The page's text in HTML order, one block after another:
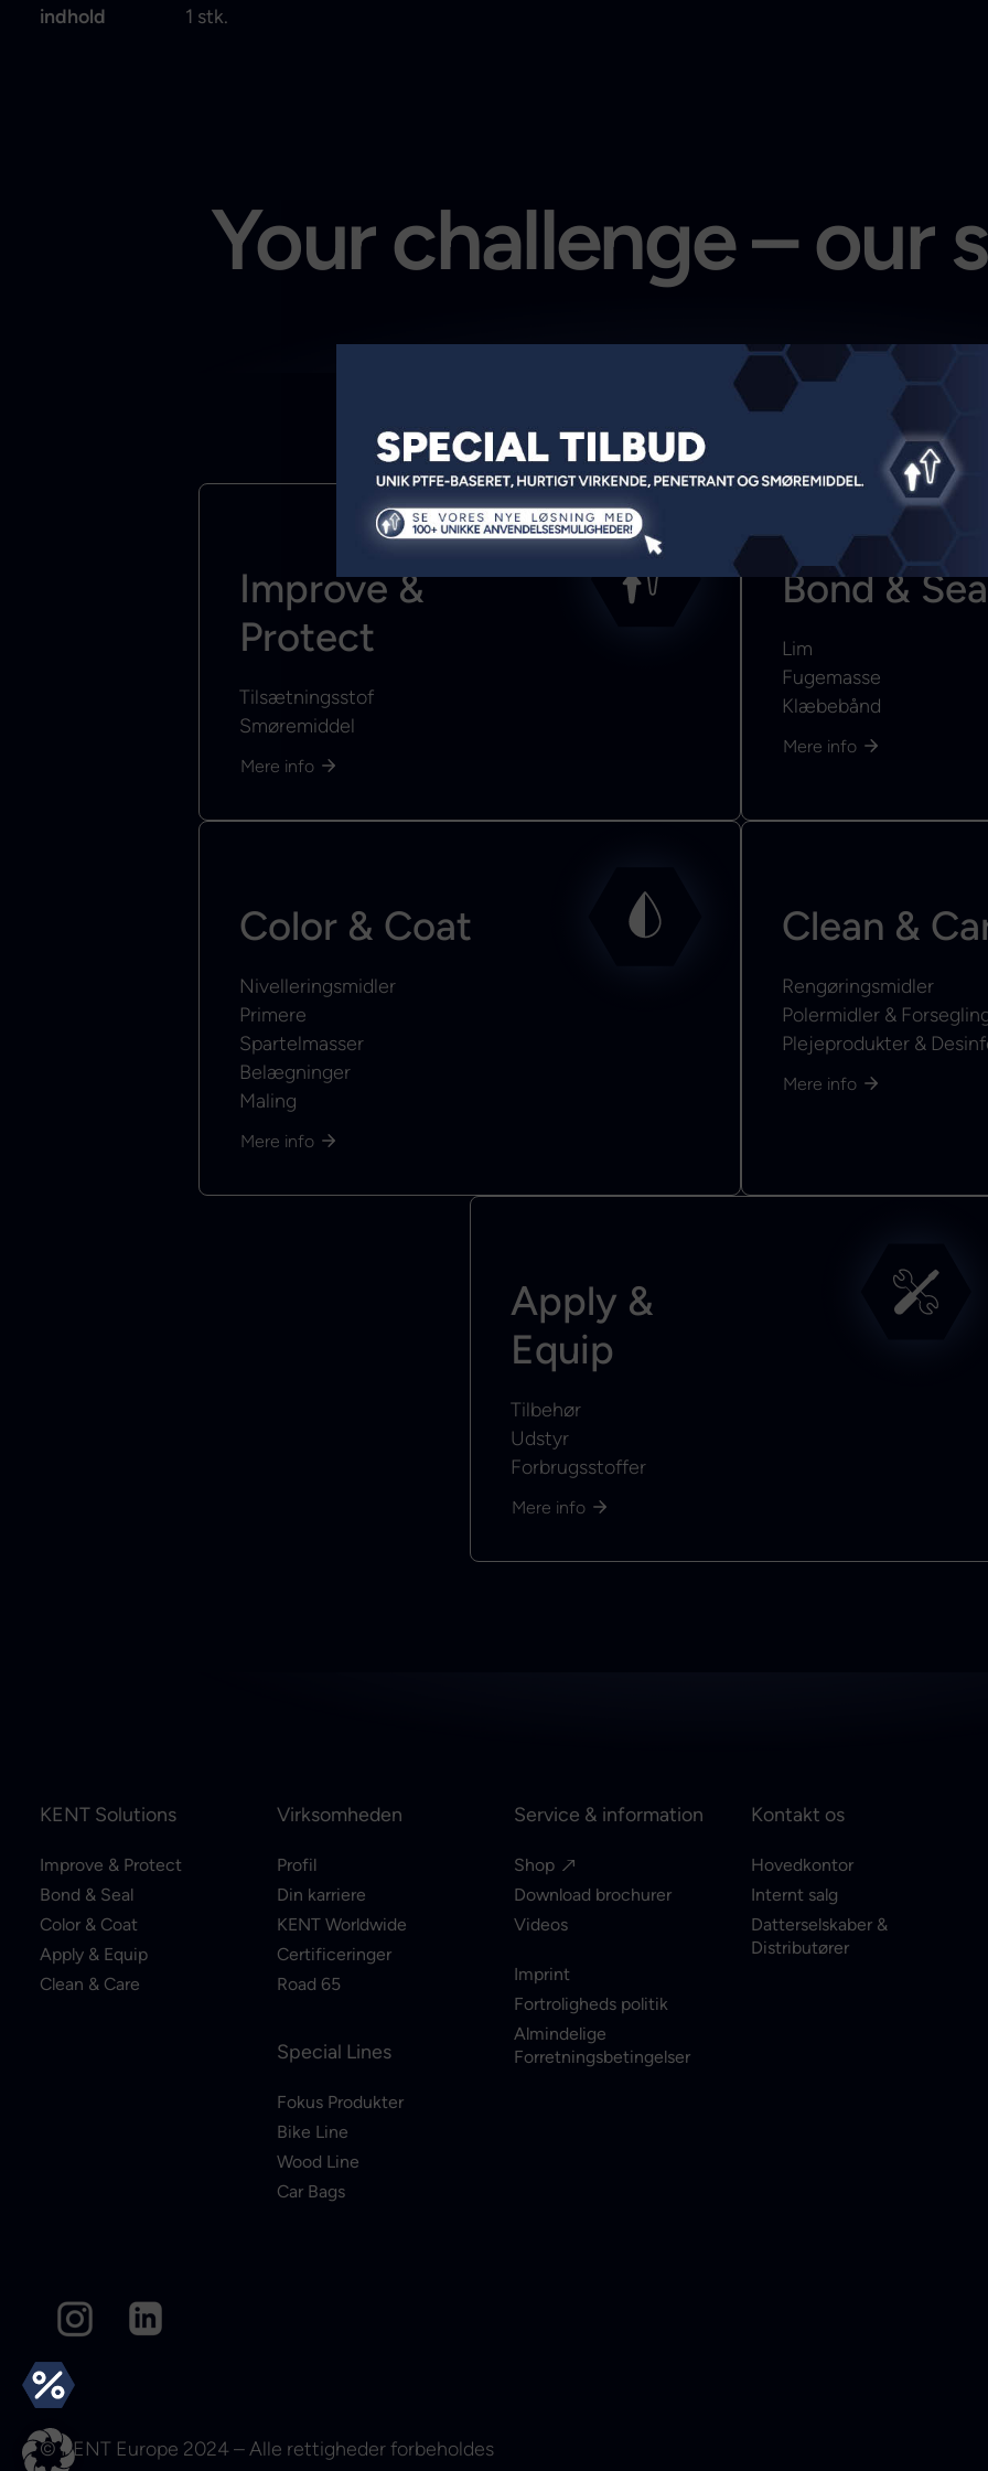
indhold
1 stk.
Your challenge – our
Improve &
Protect
Tilsætningsstof
Smøremiddel
Mere info
Bond &
Lim
Fugemasse
Klæbebånd
Mere info
Color & Coat
Nivelleringsmidler
Primere
Spartelmasser
Belægninger
Maling
Mere info
Clean &
Rengøringsmidler
Polermidler &
Plejeprodukter &
Mere info
Apply &
Equip
Tilbehør
Udstyr
Forbrugsstoffer
Mere info
KENT Solutions
Improve & Protect
Bond & Seal
Color & Coat
Apply & Equip
Clean & Care
Virksomheden
Profil
Din karriere
KENT Worldwide
Certificeringer
Road 65
Special Lines
Fokus Produkter
Bike Line
Wood Line
Car Bags
Service & information
Shop
Download brochurer
Videos
Imprint
Fortroligheds politik
Almindelige
Forretningsbetingelser
Kontakt os
Hovedkontor
Internt salg
Datterselskaber &
Distributører
© KENT Europe 2024 – Alle rettigheder forbeholdes